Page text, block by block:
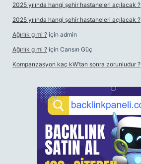
2025 yılında hangi şehir hastaneleri açılacak ?
2025 yılında hangi şehir hastaneleri açılacak ?
Ağırlık g mi ? için admin
Ağırlık g mi ? için Cansın Güç
Kompanzasyon kaç kW’tan sonra zorunludur ?